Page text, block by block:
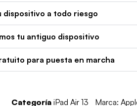
dispositivo a todo riesgo
tu antiguo dispositivo
para puesta en marcha
Categoría iPad Air 13 Marca: